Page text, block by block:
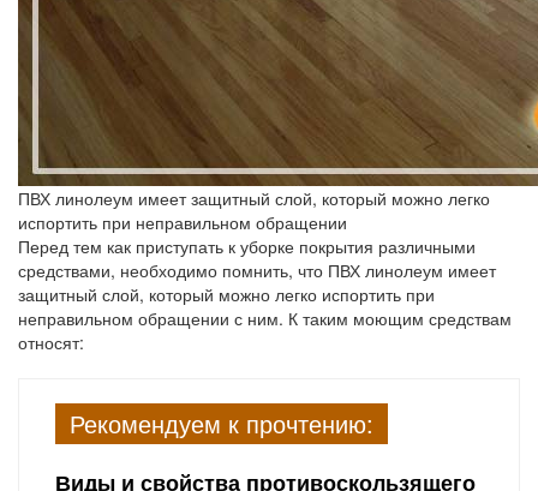
ПВХ линолеум имеет защитный слой, который можно легко
испортить при неправильном обращении
Перед тем как приступать к уборке покрытия различными
средствами, необходимо помнить, что ПВХ линолеум имеет
защитный слой, который можно легко испортить при
неправильном обращении с ним. К таким моющим средствам
относят:
Рекомендуем к прочтению:
Виды и свойства противоскользящего